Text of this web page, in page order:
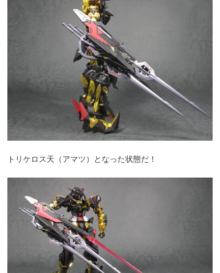
トリケロス天（アマツ）となった状態だ！